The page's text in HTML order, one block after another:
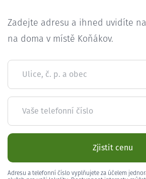
Zadejte adresu a ihned uvidíte
na doma v místě Koňákov.
Ulice, č. p. a obec
Vaše telefonní číslo
Zjistit cenu
Adresu a telefonní číslo vyplňujete za účelem